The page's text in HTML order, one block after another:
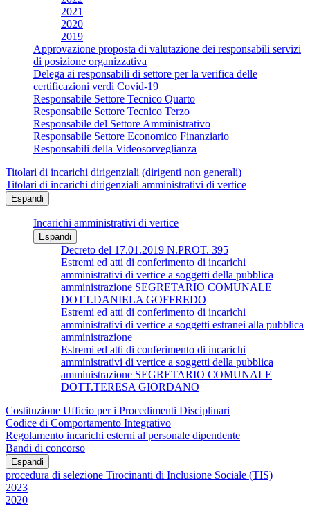
2021
2020
2019
Approvazione proposta di valutazione dei responsabili servizi
di posizione organizzativa
Delega ai responsabili di settore per la verifica delle
certificazioni verdi Covid-19
Responsabile Settore Tecnico Quarto
Responsabile Settore Tecnico Terzo
Responsabile del Settore Amministrativo
Responsabile Settore Economico Finanziario
Responsabili della Videosorveglianza
Titolari di incarichi dirigenziali (dirigenti non generali)
Titolari di incarichi dirigenziali amministrativi di vertice
Espandi
Incarichi amministrativi di vertice
Espandi
Decreto del 17.01.2019 N.PROT. 395
Estremi ed atti di conferimento di incarichi
amministrativi di vertice a soggetti della pubblica
amministrazione SEGRETARIO COMUNALE
DOTT.DANIELA GOFFREDO
Estremi ed atti di conferimento di incarichi
amministrativi di vertice a soggetti estranei alla pubblica
amministrazione
Estremi ed atti di conferimento di incarichi
amministrativi di vertice a soggetti della pubblica
amministrazione SEGRETARIO COMUNALE
DOTT.TERESA GIORDANO
Costituzione Ufficio per i Procedimenti Disciplinari
Codice di Comportamento Integrativo
Regolamento incarichi esterni al personale dipendente
Bandi di concorso
Espandi
procedura di selezione Tirocinanti di Inclusione Sociale (TIS)
2023
2020